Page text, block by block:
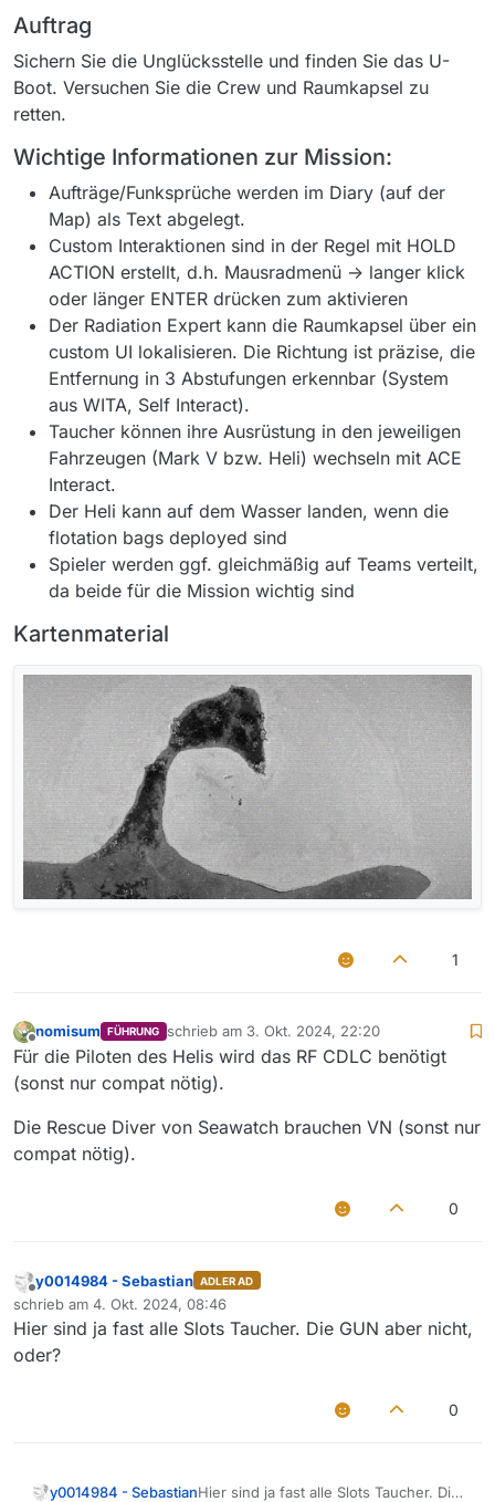
Auftrag
Sichern Sie die Unglücksstelle und finden Sie das U-
Boot. Versuchen Sie die Crew und Raumkapsel zu
retten.
Wichtige Informationen zur Mission:
Aufträge/Funksprüche werden im Diary (auf der
Map) als Text abgelegt.
Custom Interaktionen sind in der Regel mit HOLD
ACTION erstellt, d.h. Mausradmenü -> langer klick
oder länger ENTER drücken zum aktivieren
Der Radiation Expert kann die Raumkapsel über ein
custom UI lokalisieren. Die Richtung ist präzise, die
Entfernung in 3 Abstufungen erkennbar (System
aus WITA, Self Interact).
Taucher können ihre Ausrüstung in den jeweiligen
Fahrzeugen (Mark V bzw. Heli) wechseln mit ACE
Interact.
Der Heli kann auf dem Wasser landen, wenn die
flotation bags deployed sind
Spieler werden ggf. gleichmäßig auf Teams verteilt,
da beide für die Mission wichtig sind
Kartenmaterial
1
Offline
nomisum FÜHRUNG schrieb am 3. Okt. 2024, 22:20
zuletzt editiert von
Für die Piloten des Helis wird das RF CDLC benötigt
(sonst nur compat nötig).
Die Rescue Diver von Seawatch brauchen VN (sonst nur
compat nötig).
0
Offline
y0014984 - Sebastian ADLER AD
schrieb am 4. Okt. 2024, 08:46
zuletzt editiert von
Hier sind ja fast alle Slots Taucher. Die GUN aber nicht,
oder?
0
y0014984 - SebastianHier sind ja fast alle Slots Taucher. Die